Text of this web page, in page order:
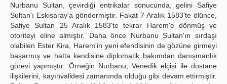
Nurbanu Sultan, çevirdiği entrikalar sonucunda, gelini Safiye
Sultan'ı Eskisaray'a göndermiştir. Fakat 7 Aralık 1583'te ölünce,
Safiye Sultan 25 Aralık 1583'te tekrar Harem'e dönmüş ve
otoriteyi eline almıştır. Daha önce Nurbanu Sultan'ın sırdaşı
olabilen Ester Kira, Harem'in yeni efendisinin de gözüne girmeyi
başarmış ve hatta kendisine diplomatik bakımdan danışmanlık
görevi yapmıştır. Örneğin Nurbanu, Venedik elçisi ile dostane
ilişkilerini, kayınvalidesi zamanında olduğu gibi devam ettirmiştir.